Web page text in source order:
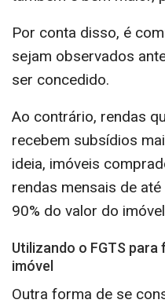
Por conta disso, é
sejam observados
ser concedido.
Ao contrário, rendas
recebem subsídios
ideia, imóveis
rendas mensais de
90% do valor do
Utilizando o FGTS
imóvel
Outra forma de se